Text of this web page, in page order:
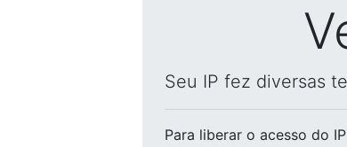
Seu IP fez diversas
Para liberar o acesso do IP